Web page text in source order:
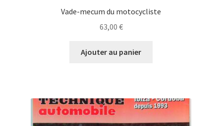
Vade-mecum du motocycliste
63,00 €
Ajouter au panier